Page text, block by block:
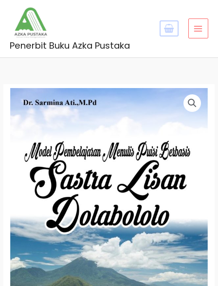
content
Penerbit Buku Azka Pustaka